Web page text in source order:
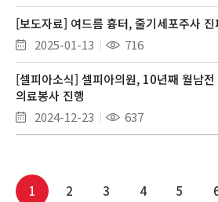
[보도자료] 여드름 흉터, 줄기세포주사 진
2025-01-13
716
[셀피아소식] 셀피아의원, 10년째 월남
의료봉사 진행
2024-12-23
637
1 2 3 4 5